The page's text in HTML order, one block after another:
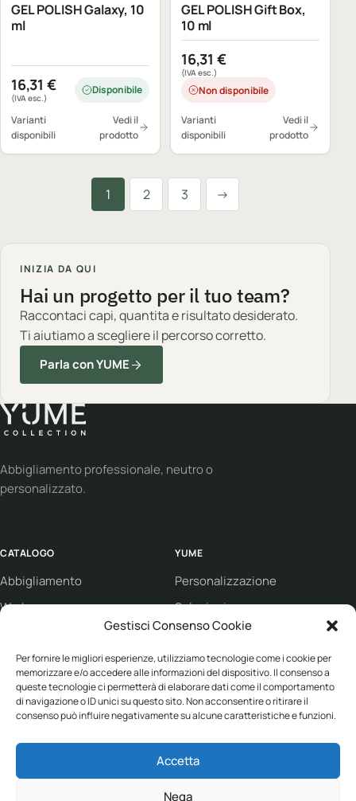
Gestisci Consenso Cookie
Per fornire le migliori esperienze, utilizziamo tecnologie come i cookie per
memorizzare e/o accedere alle informazioni del dispositivo. Il consenso a
queste tecnologie ci permetterà di elaborare dati come il comportamento
di navigazione o ID unici su questo sito. Non acconsentire o ritirare il
consenso può influire negativamente su alcune caratteristiche e funzioni.
Accetta
Nega
GEL POLISH Galaxy, 10
ml
16,31 €
(IVA esc.)
Disponibile
Varianti
disponibili
Vedi il
prodotto
GEL POLISH Gift Box,
10 ml
16,31 €
(IVA esc.)
Non disponibile
Varianti
disponibili
Vedi il
prodotto
1 2 3 →
Successiva
INIZIA DA QUI
Hai un progetto per il tuo team?
Raccontaci capi, quantita e risultato desiderato.
Ti aiutiamo a scegliere il percorso corretto.
Parla con YUME
Abbigliamento professionale, neutro o
personalizzato.
CATALOGO
Abbigliamento
Workwear
Eco collection
Brand
YUME
Personalizzazione
Soluzioni
Supporto
Condizioni di vendita